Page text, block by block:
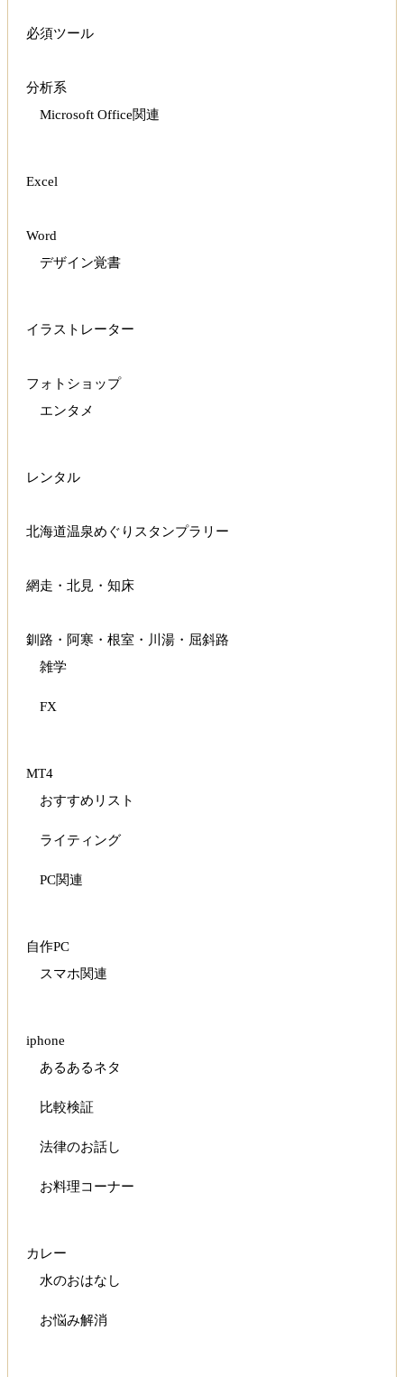
必須ツール
分析系
Microsoft Office関連
Excel
Word
デザイン覚書
イラストレーター
フォトショップ
エンタメ
レンタル
北海道温泉めぐりスタンプラリー
網走・北見・知床
釧路・阿寒・根室・川湯・屈斜路
雑学
FX
MT4
おすすめリスト
ライティング
PC関連
自作PC
スマホ関連
iphone
あるあるネタ
比較検証
法律のお話し
お料理コーナー
カレー
水のおはなし
お悩み解消